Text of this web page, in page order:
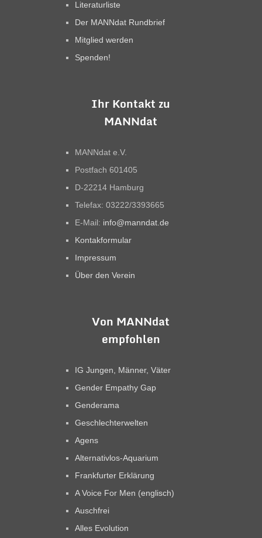
Literaturliste
Der MANNdat Rundbrief
Mitglied werden
Spenden!
Ihr Kontakt zu
MANNdat
MANNdat e.V.
Postfach 601405
D-22214 Hamburg
Telefax: 03222/3393665
E-Mail: info@manndat.de
Kontakformular
Impressum
Über den Verein
Von MANNdat
empfohlen
IG Jungen, Männer, Väter
Gender Empathy Gap
Genderama
Geschlechterwelten
Agens
Alternativlos-Aquarium
Frankfurter Erklärung
A Voice For Men (englisch)
Auschfrei
Alles Evolution